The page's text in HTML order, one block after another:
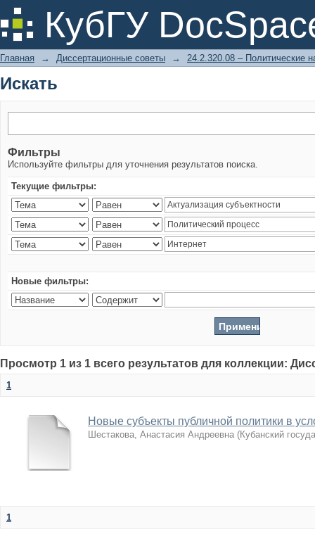
КубГУ
Искать
Главная → Диссертационные советы → 24.2.320.08 – Политические
Искать
Фильтры
Используйте фильтры для уточнения результатов поиска.
Текущие фильтры:
Новые фильтры:
Просмотр 1 из 1 всего результатов для коллекции:
1
Новые субъекты публичной политики в
Шестакова, Анастасия Андреевна (Кубанский
1